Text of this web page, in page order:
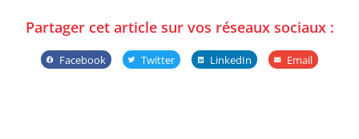
Partager cet article sur vos réseaux sociaux :
Facebook Twitter LinkedIn Email